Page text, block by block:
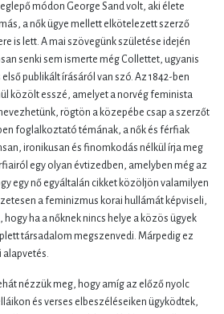
módon George Sand volt, aki élete
a nők ügye mellett elkötelezett szerző
is lett. A mai szövegünk születése idején
senki sem ismerte még Collettet, ugyanis
publikált írásáról van szó. Az 1842-ben
közölt esszé, amelyet a norvég feminista
rögtön a közepébe csap a szerzőt
foglalkoztató témának, a nők és férfiak
ironikusan és finomkodás nélkül írja meg
egy olyan évtizedben, amelyben még az
egy nő egyáltalán cikket közöljön valamilyen
a feminizmus korai hullámát képviseli,
ha a nőknek nincs helye a közös ügyek
társadalom megszenvedi. Márpedig ez
alapvetés.
nézzük meg, hogy amíg az előző nyolc
és verses elbeszéléseiken ügyködtek,